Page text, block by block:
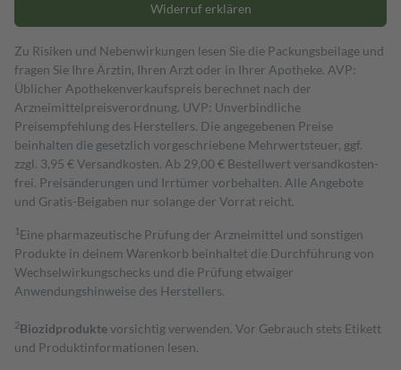
Widerruf erklären
Zu Risiken und Nebenwirkungen lesen Sie die Packungsbeilage und
fragen Sie Ihre Ärztin, Ihren Arzt oder in Ihrer Apotheke. AVP:
Üblicher Apothekenverkaufspreis berechnet nach der
Arzneimittelpreisverordnung. UVP: Unverbindliche
Preisempfehlung des Herstellers. Die angegebenen Preise
beinhalten die gesetzlich vorgeschriebene Mehrwertsteuer, ggf.
zzgl. 3,95 € Versandkosten. Ab 29,00 € Bestell­wert versand­kosten­
frei. Preisänderungen und Irrtümer vorbehalten. Alle Angebote
und Gratis-Beigaben nur solange der Vorrat reicht.
1 Eine pharmazeutische Prüfung der Arzneimittel und sonstigen
Produkte in deinem Warenkorb beinhaltet die Durchführung von
Wechselwirkungschecks und die Prüfung etwaiger
Anwendungshinweise des Herstellers.
2Biozidproduktevorsichtig verwenden. Vor Gebrauch stets Etikett
und Produktinformationen lesen.